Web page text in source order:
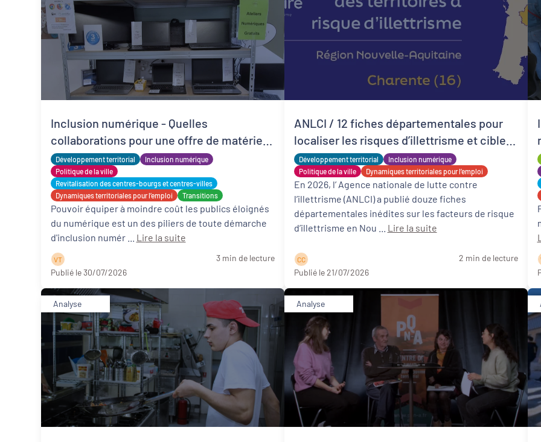
Démarches alimentaires de territoire Développement territorial
Politique de la ville
Revitalisation des centres-bourgs et centres-
villes
Transitions
Date de publication
Développement territorial
Inclusion numérique
Politique de la ville
Revitalisation des centres-bourgs et centres-villes
Dynamiques territoriales pour l’emploi
Transitions
Inclusion numérique - Quelles
collaborations pour une offre de matériels
reconditionnés locale, solidaire et adaptée
?
Pouvoir équiper à moindre coût les publics éloignés
du numérique est un des piliers de toute démarche
Lire la suite
V T
3 min de lecture
Publié le 30/07/2026
Développement territorial
Inclusion numérique
Politique de la ville
Dynamiques territoriales pour l’emploi
ANLCI / 12 fiches départementales pour
localiser les risques d’illettrisme et cibler
l’action en Nouvelle-Aquitaine
En 2026, l’ Agence nationale de lutte contre
l’illettrisme (ANLCI) a publié douze fiches
départementales inédites sur les facteurs de risque
Lire la suite
C C
2 min de lecture
Publié le 21/07/2026
Analyse Analyse